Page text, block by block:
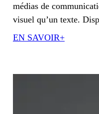
médias de
visuel qu’un texte.
EN SAVOIR+